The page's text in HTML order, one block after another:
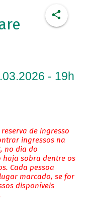
- 19h
de ingresso
ingressos na
no dia do
haja sobra dentre os
Cada pessoa
marcado, se for
disponíveis